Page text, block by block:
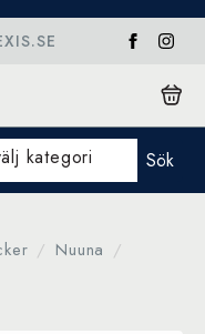
kategori Sök
Nuuna